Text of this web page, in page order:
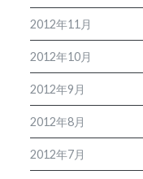
2012年11月
2012年10月
2012年9月
2012年8月
2012年7月